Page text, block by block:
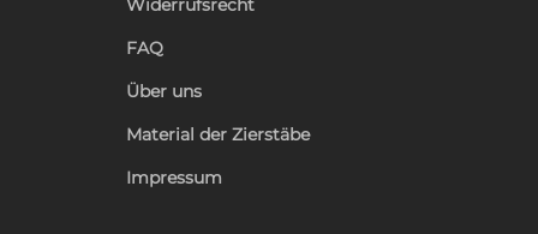
Widerrufsrecht
FAQ
Über uns
Material der Zierstäbe
Impressum